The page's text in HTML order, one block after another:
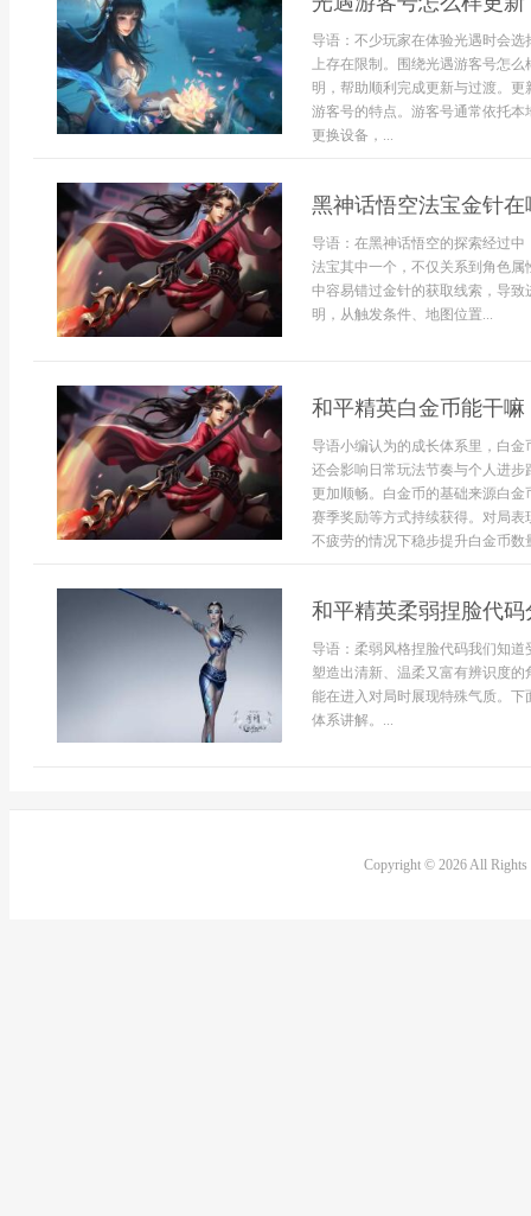
导语：不少玩家在体验光遇时会
上存在限制。围绕光遇游客号怎
明，帮助顺利完成更新与过渡。
游客号的特点。游客号通常依托
更换设备，...
黑神话悟空法宝金针在
导语：在黑神话悟空的探索经过
法宝其中一个，不仅关系到角色
中容易错过金针的获取线索，导
明，从触发条件、地图位置...
和平精英白金币能干嘛
导语小编认为的成长体系里，白
还会影响日常玩法节奏与个人进
更加顺畅。白金币的基础来源白
赛季奖励等方式持续获得。对局
不疲劳的情况下稳步提升白金币
和平精英柔弱捏脸代
导语：柔弱风格捏脸代码我们知
塑造出清新、温柔又富有辨识度
能在进入对局时展现特殊气质。
体系讲解。...
Copyright © 2026 All